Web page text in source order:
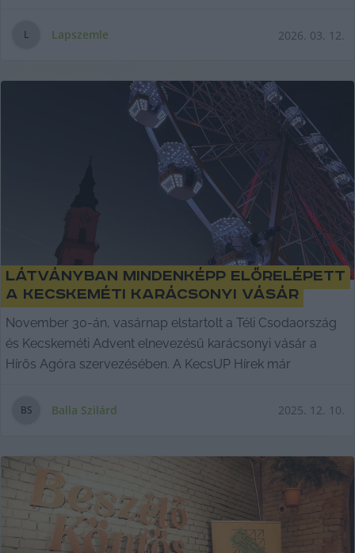
L Lapszemle 2026. 03. 12.
Látványban mindenképp előrelépett
a kecskeméti karácsonyi vásár
November 30-án, vasárnap elstartolt a Téli Csodaország
és Kecskeméti Advent elnevezésű karácsonyi vásár a
Hírös Agóra szervezésében. A KecsUP Hírek már
BS Balla Szilárd 2025. 12. 10.